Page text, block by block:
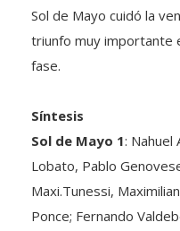
Sol de Mayo cuidó la
triunfo muy importante
fase.
Síntesis
Sol de Mayo 1: Nahuel
Lobato, Pablo
Maxi.Tunessi,
Ponce; Fernando